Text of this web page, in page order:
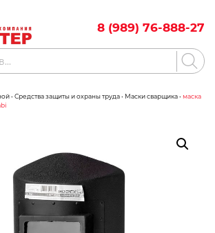
8 (989) 76-888-27
Бренды
оборудование
• Средства защиты и охраны труда• Маски сварщика• маска